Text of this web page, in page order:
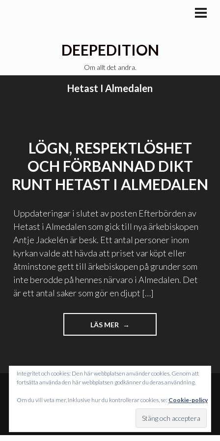
DEEPEDITION
Om allt det andra.
Hetast I Almedalen
LÖGN, RESPEKTLÖSHET
OCH FÖRBANNAD DIKT
RUNT HETAST I ALMEDALEN
Uppdateringar i slutet av posten Efterbörden av
Hetast i Almedalen som gick till nya ärkebiskopen
Antje Jackelén är besk. Ett antal personer inom
kyrkan valde att hävda att priset var köpt eller
åtminstone gett till ärkebiskopen på grunder som
inte berodde på hennes närvaro i Almedalen. Det
är ett antal saker som gör en djupt […]
LÄS MER
"LÖGN,
RESPEKTLÖSHET
DIKT
RUNT
HETAST
ALMEDALEN"
DRIVS MED WORDPRESS
WORDPRESS.COM.
Integritet och cookies: Den här webbplatsen använder cookies. Genom att
fortsätta använda den här webbplatsen godkänner du deras användning.
Om du vill veta mer, inklusive hur du kontrollerar cookies, se: Cookie-policy